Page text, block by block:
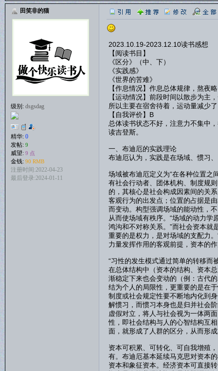
田笑非的猫
级别: dsgsdag
精华: 0
发帖: 9
威望: 9 点
金钱: 90 RMB
注册时间:2022-04-23
最后登录:2024-01-11
2023.10.19-2023.12.10读书感想
【阅读书目】
《区分》（中、下）
《实践感》
《世界的苦难》
【作息情况】作息总体规律，熬夜
【运动情况】前段时间以散步为主
所以主要在宿舍待着，运动量减少
【自我评价】B
总体读书状态不好，注意力不集中
读吉登斯。
一、布迪厄的实践理论
布迪厄认为，实践是在场域、惯习
场域被布迪厄定义为“在各种位置之
有社会行动者、团体机构、制度规
的，其核心是社会构成因素间的关
客观行为的出发点；位置的占据是
而变动。构型强调场域的能动性，
从而使场域有秩序。“场域的动力
鸿沟和不对称关系。”而社会资本就
重要的是权力，是对场域的支配力
力量发挥作用的客观前提，资本的
“习性的发生模式通过简单的转移而
在总体结构中（资本的结构、资本
渐稳定下来也会变动的（例：古代
结为个人的局限性，更重要的是在
制度或社会规定性要不断地内化到
解惯习，而惯习本身也是归并社会
虚假对立，将人与社会视为一体两
性，即社会结构与人的心智结构互
面，就形成了人群的区分，从而形
资本可积累、可转化、可自我增殖
有。布迪厄基本延续马克思对资本
资本和象征资本。经济资本可直接